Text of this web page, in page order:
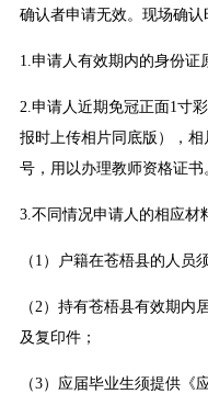
确认者申请无效。现场确认
1.申请人有效期内的身份证
2.申请人近期免冠正面1寸
报时上传相片同底版），
号，用以办理教师资格证书
3.不同情况申请人的相应材
（1）户籍在苍梧县的人员
（2）持有苍梧县有效期内
及复印件；
（3）应届毕业生须提供《